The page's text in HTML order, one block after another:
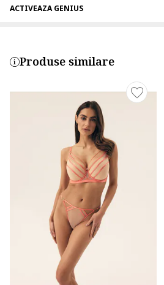
ACTIVEAZA GENIUS
Produse similare